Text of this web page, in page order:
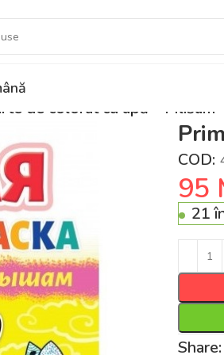
de colorat cu apă – Mlišam
COD:
95
21
Share: